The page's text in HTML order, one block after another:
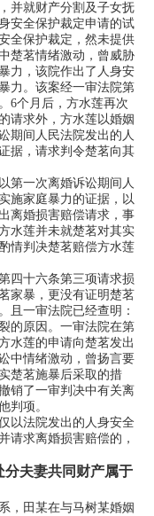
并就财产分割及子女抚
安全保护裁定申请的试
全保护裁定，然未提供
楚茗情绪激动，曾威胁
力，该院作出了人身安
力。该案经一审法院第
6个月后，方水莲再次
请求外，方水莲以婚姻
期间人民法院发出的人
据，请求判令楚茗向其
一次离婚诉讼期间人
施家庭暴力的证据，以
离婚损害赔偿请求，事
水莲并未就楚茗对其实
情判决楚茗赔偿方水莲
十六条第三项请求损
家暴，更没有证明楚茗
且一审法院已经查明：
的原因。一审法院在第
水莲的申请向楚茗发出
中情绪激动，曾扬言要
楚茗施暴后采取的措
销了一审判决中有关离
判项。
法院发出的人身安全
请求离婚损害赔偿的，
分夫妻共同财产属于
田某在与马树某婚姻